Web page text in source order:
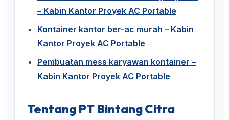
– Kabin Kantor Proyek AC Portable
Kontainer kantor ber-ac murah – Kabin
Kantor Proyek AC Portable
Pembuatan mess karyawan kontainer –
Kabin Kantor Proyek AC Portable
Tentang PT Bintang Citra